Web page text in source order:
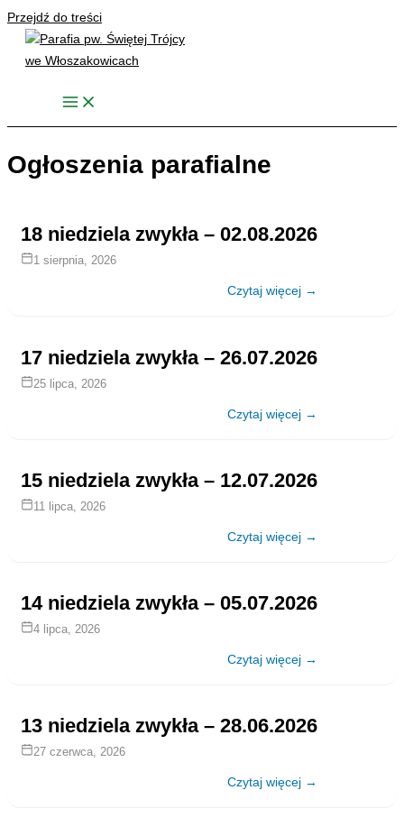
Przejdź do treści
Ogłoszenia parafialne
18 niedziela zwykła – 02.08.2026
1 sierpnia, 2026
Czytaj więcej →
17 niedziela zwykła – 26.07.2026
25 lipca, 2026
Czytaj więcej →
15 niedziela zwykła – 12.07.2026
11 lipca, 2026
Czytaj więcej →
14 niedziela zwykła – 05.07.2026
4 lipca, 2026
Czytaj więcej →
13 niedziela zwykła – 28.06.2026
27 czerwca, 2026
Czytaj więcej →